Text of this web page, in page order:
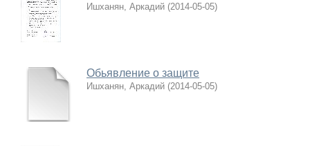
Ишханян, Аркадий (2014-05-05)
Обьявление о защите
Ишханян, Аркадий (2014-05-05)